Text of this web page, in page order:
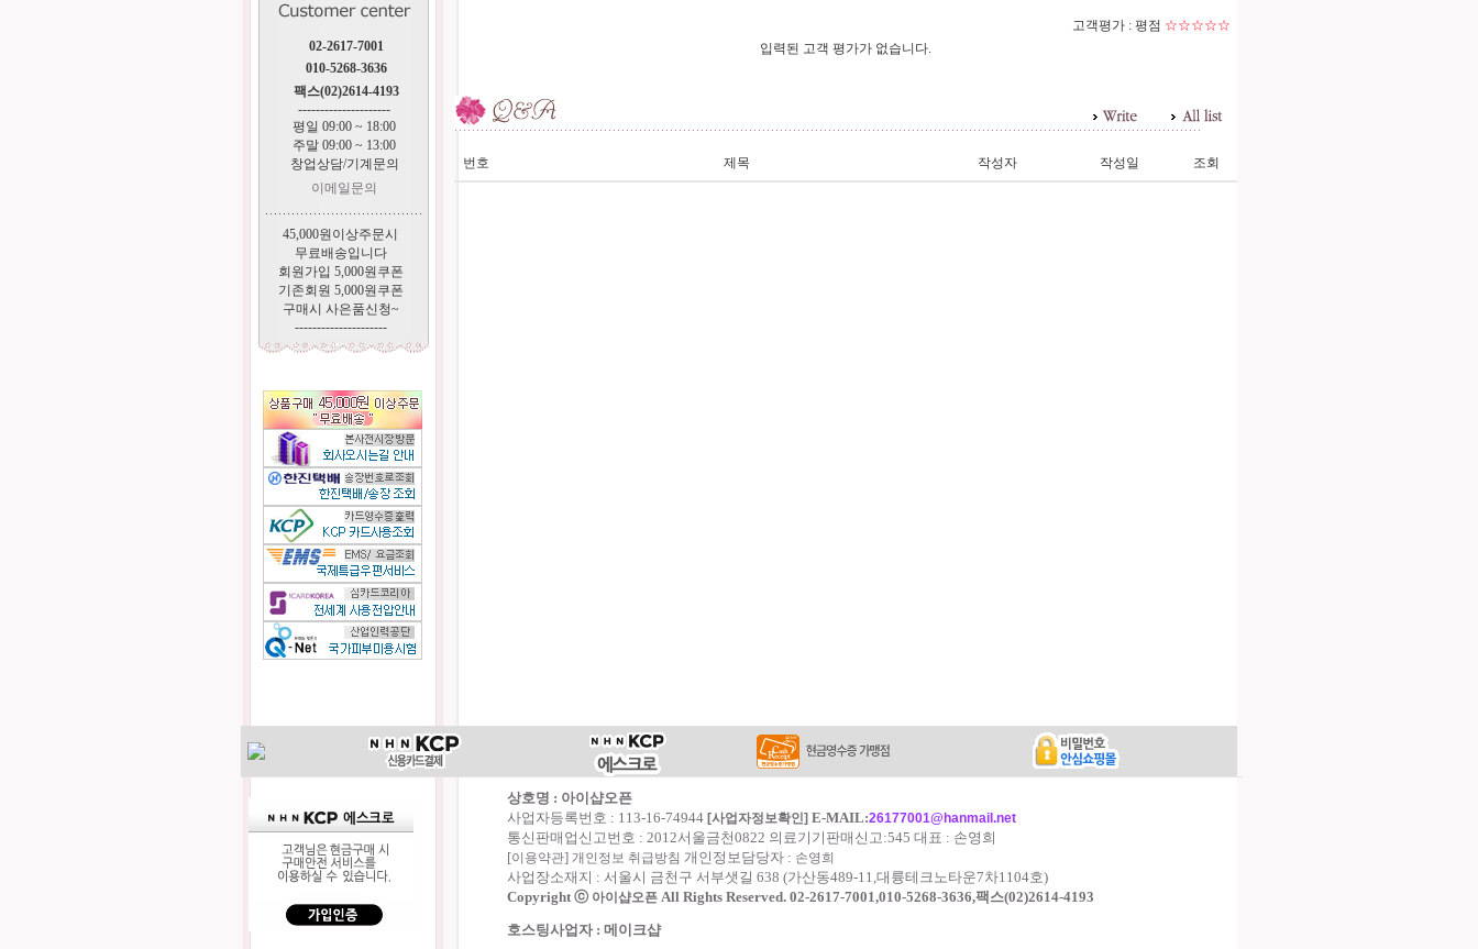
02-2617-7001
010-5268-3636
팩스(02)2614-4193
---------------------
평일 09:00 ~ 18:00
주말 09:00 ~ 13:00
창업상담/기계문의
이메일문의
45,000원이상주문시
무료배송입니다
회원가입 5,000원쿠폰
기존회원 5,000원쿠폰
구매시 사은품신청~
---------------------
고객평가 : 평점 ☆☆☆☆☆
입력된 고객 평가가 없습니다.
번호 제목 작성자 작성일 조회
상호명 : 아이샵오픈
사업자등록번호 : 113-16-74944 [사업자정보확인] E-MAIL:26177001@hanmail.net
통신판매업신고번호 : 2012서울금천0822 의료기기판매신고:545 대표 : 손영희
[이용약관] 개인정보 취급방침 개인정보담당자 : 손영희
사업장소재지 : 서울시 금천구 서부샛길 638 (가산동489-11,대륭테크노타운7차1104호)
Copyright ⓒ 아이샵오픈 All Rights Reserved. 02-2617-7001,010-5268-3636,팩스(02)2614-4193
호스팅사업자 : 메이크샵